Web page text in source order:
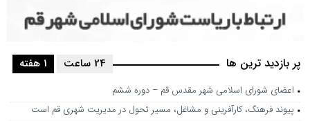
پر بازدید ترین ها 1 هفته 24 ساعت
اعضای شورای اسلامی شهر مقدس قم – دوره ششم
پیوند فرهنگ، کارآفرینی و مشاغل، مسیر تحول در مدیریت شهری قم است